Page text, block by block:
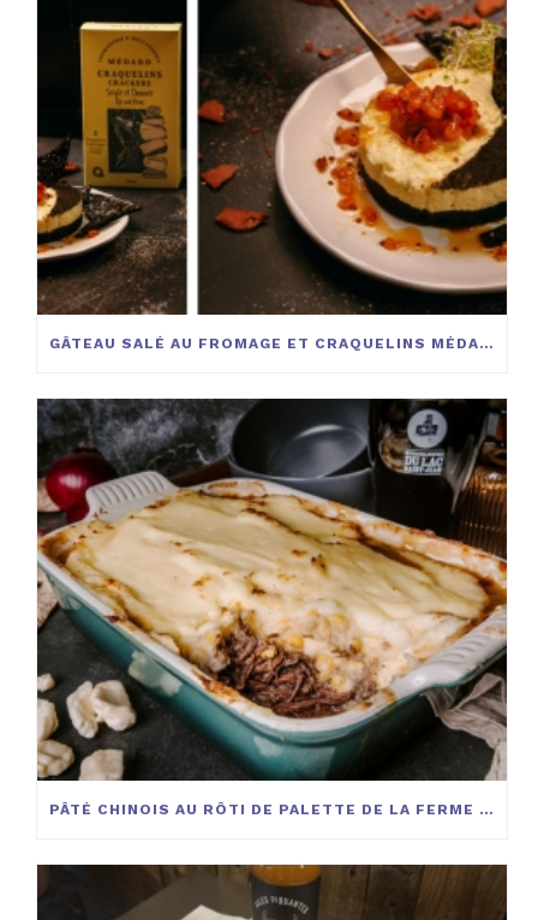
GÂTEAU SALÉ AU FROMAGE ET CRAQUELINS MÉDARD
PÂTÉ CHINOIS AU RÔTI DE PALETTE DE LA FERME BOVIGA